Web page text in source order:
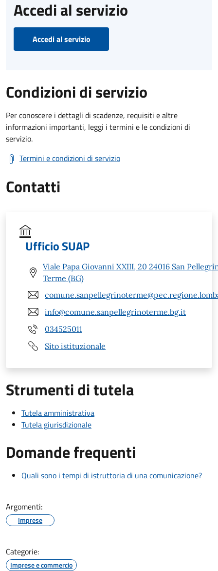
Accedi al servizio
Accedi al servizio
Condizioni di servizio
Per conoscere i dettagli di scadenze, requisiti e altre
informazioni importanti, leggi i termini e le condizioni di
servizio.
Termini e condizioni di servizio
Contatti
Ufficio SUAP
Viale Papa Giovanni XXIII, 20 24016 San
Terme (BG)
info@comune.sanpellegrinoterme.bg.it
034525011
Sito istituzionale
Strumenti di tutela
Tutela amministrativa
Tutela giurisdizionale
Domande frequenti
Quali sono i tempi di istruttoria di una comunicazione?
Argomenti:
Imprese
Categorie:
Imprese e commercio